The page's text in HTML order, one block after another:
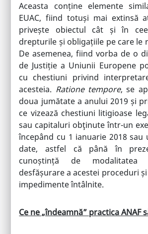
Aceasta conține elemente
EUAC, fiind totuși mai extinsă
privește obiectul cât și în
drepturile și obligațiile pe care le
De asemenea, fiind vorba de o
de Justiție a Uniunii Europene
cu chestiuni privind
acesteia. Ratione tempore, se
doua jumătate a anului 2019 și
ce vizează chestiuni litigioase
sau capitaluri obţinute într-un
începând cu 1 ianuarie 2018 sau
date, astfel că până în
cunoștință de modalitatea
desfășurare a acestei proceduri
impedimente întâlnite.
Ce ne „îndeamnă” practica ANAF